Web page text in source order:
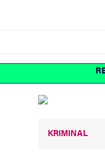
KRIMINAL